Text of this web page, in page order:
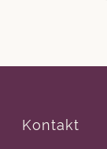
Kontakt